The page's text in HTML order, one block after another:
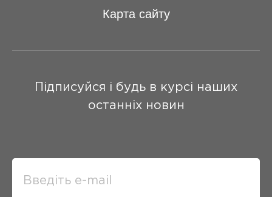
Карта сайту
Підписуйся і будь в курсі наших
останніх новин